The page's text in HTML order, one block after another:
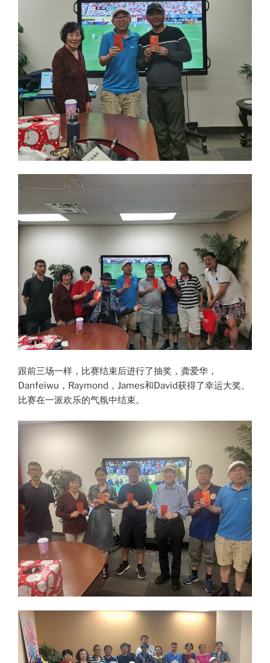
跟前三场一样，比赛结束后进行了抽奖，龚爱华，
Danfeiwu，Raymond，James和David获得了幸运大奖。
比赛在一派欢乐的气氛中结束。